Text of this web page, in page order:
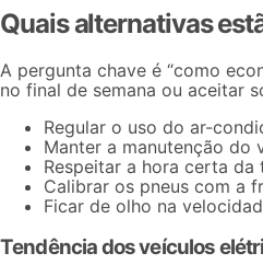
Quais alternativas
A pergunta chave é “como
no final de semana ou aceitar
Regular o uso do ar-
Manter a manutenção do
Respeitar a hora certa da
Calibrar os pneus com a
Ficar de olho na
Tendência dos veículos